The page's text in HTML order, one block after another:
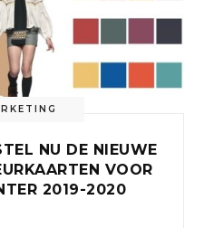
NU DE NIEUWE
VOOR
2019-2020